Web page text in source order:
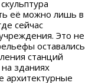
её можно лишь в
сейчас
Это не
оставались
станций
зданиях
архитектурные